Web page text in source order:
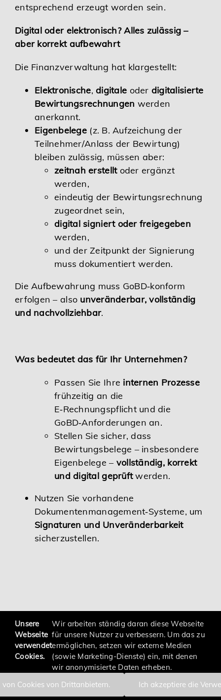
entsprechend erzeugt worden sein.
Digital oder elektronisch? Alles zulässig –
aber korrekt aufbewahrt
Die Finanzverwaltung hat klargestellt:
Elektronische, digitale oder digitalisierte
Bewirtungsrechnungen werden
anerkannt.
Eigenbelege(z. B. Aufzeichung der
Teilnehmer/Anlass der Bewirtung)
bleiben zulässig, müssen aber:
zeitnah erstelltoder ergänzt
werden,
eindeutig der Bewirtungsrechnung
zugeordnet sein,
digital signiert oder freigegeben
werden,
und der Zeitpunkt der Signierung
muss dokumentiert werden.
Die Aufbewahrung muss GoBD‑konform
erfolgen – also unveränderbar, vollständig
und nachvollziehbar.
Was bedeutet das für Ihr Unternehmen?
Passen Sie Ihre internen Prozesse
frühzeitig an die
E‑Rechnungspflicht und die
GoBD‑Anforderungen an.
Stellen Sie sicher, dass
Bewirtungsbelege – insbesondere
Eigenbelege – vollständig, korrekt
und digital geprüftwerden.
Nutzen Sie vorhandene
Dokumentenmanagement‑Systeme, um
Signaturen und Unveränderbarkeit
sicherzustellen.
zurück
Datenschutzerklärung
Unsere
Webseite
verwendet
Cookies.
Wir arbeiten ständig daran diese Webseite
für unsere Nutzer zu verbessern. Um das zu
ermöglichen, setzen wir externe Medien
(sowie Marketing-Dienste) ein, mit denen
wir anonymisierte Daten erheben.
Cookies von Drittanbietern.
Ich akzeptiere die